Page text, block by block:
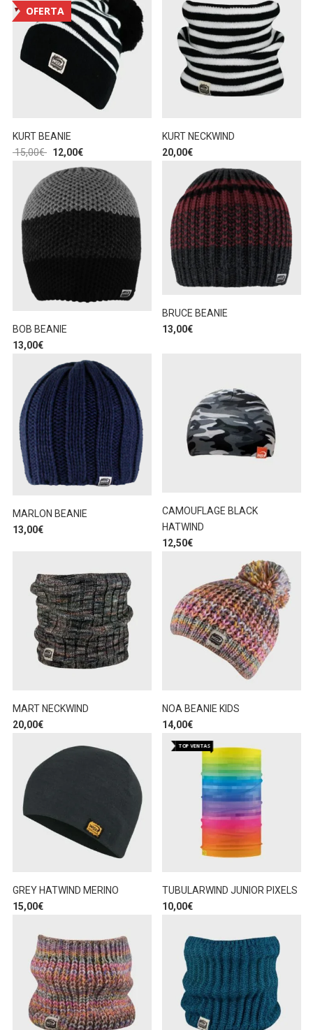
OFERTA
KURT BEANIE
15,00€ 12,00€
KURT NECKWIND
20,00€
BOB BEANIE
13,00€
BRUCE BEANIE
13,00€
MARLON BEANIE
13,00€
CAMOUFLAGE BLACK
HATWIND
12,50€
MART NECKWIND
20,00€
NOA BEANIE KIDS
14,00€
GREY HATWIND MERINO
15,00€
TOP VENTAS
TUBULARWIND JUNIOR PIXELS
10,00€